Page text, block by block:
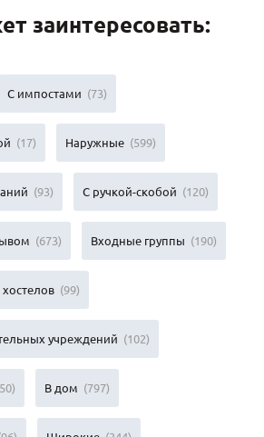
заинтересовать:
С импостами (73)
(17) Наружные (599)
(93) С ручкой-скобой (120)
(673) Входные группы (190)
(99)
учреждений (102)
В дом (797)